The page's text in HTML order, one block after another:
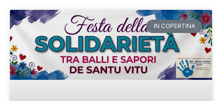
IN COPERTINA